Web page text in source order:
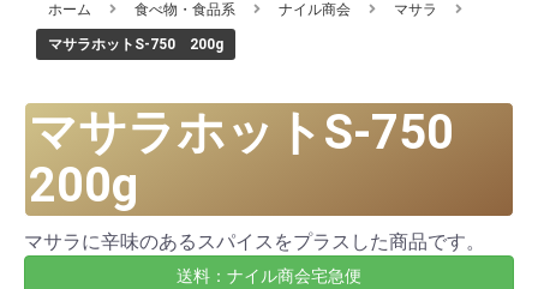
ホーム 食べ物・食品系 ナイル商会 マサラ
マサラホットS-750 200g
マサラホットS-750
200g
マサラに辛味のあるスパイスをプラスした商品です。
送料：ナイル商会宅急便